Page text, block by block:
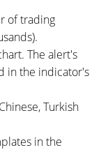
of trading
The alert's
in the indicator's
Turkish
in the